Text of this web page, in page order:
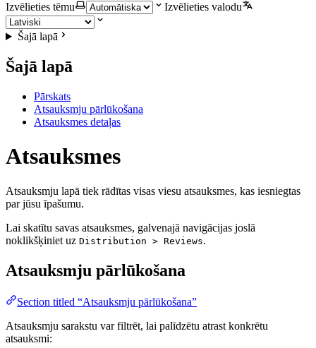
Izvēlieties tēmu
Izvēlieties valodu
Šajā lapā
Šajā lapā
Pārskats
Atsauksmju pārlūkošana
Atsauksmes detaļas
Atsauksmes
Atsauksmju lapā tiek rādītas visas viesu atsauksmes, kas iesniegtas
par jūsu īpašumu.
Lai skatītu savas atsauksmes, galvenajā navigācijas joslā
noklikšķiniet uz Distribution > Reviews.
Atsauksmju pārlūkošana
Section titled “Atsauksmju pārlūkošana”
Atsauksmju sarakstu var filtrēt, lai palīdzētu atrast konkrētu
atsauksmi: